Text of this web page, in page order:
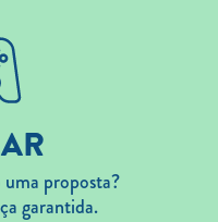
proposta?
garantida.